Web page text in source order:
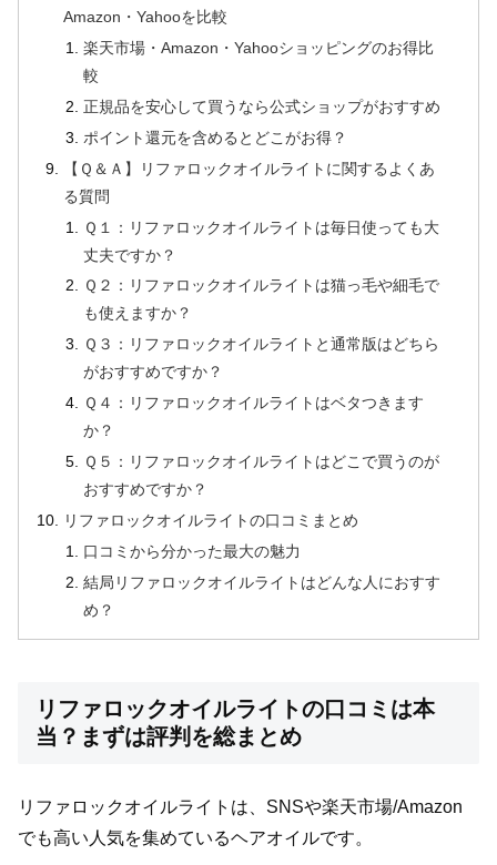
Amazon・Yahooを比較
楽天市場・Amazon・Yahooショッピングのお得比
較
正規品を安心して買うなら公式ショップがおすすめ
ポイント還元を含めるとどこがお得？
【Ｑ＆Ａ】リファロックオイルライトに関するよくあ
る質問
Ｑ１：リファロックオイルライトは毎日使っても大
丈夫ですか？
Ｑ２：リファロックオイルライトは猫っ毛や細毛で
も使えますか？
Ｑ３：リファロックオイルライトと通常版はどちら
がおすすめですか？
Ｑ４：リファロックオイルライトはベタつきます
か？
Ｑ５：リファロックオイルライトはどこで買うのが
おすすめですか？
リファロックオイルライトの口コミまとめ
口コミから分かった最大の魅力
結局リファロックオイルライトはどんな人におすす
め？
リファロックオイルライトの口コミは本
当？まずは評判を総まとめ
リファロックオイルライトは、SNSや楽天市場/Amazon
でも高い人気を集めているヘアオイルです。